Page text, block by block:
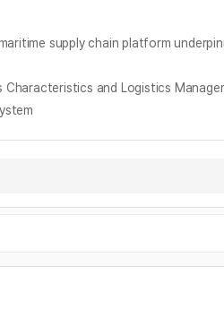
maritime supply chain platform